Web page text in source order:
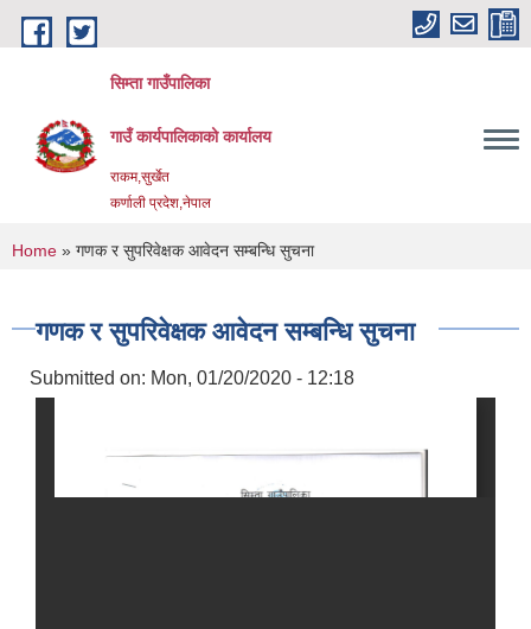
Skip to main content
सिम्ता गाउँपालिका
गाउँ कार्यपालिकाको कार्यालय
राकम,सुर्खेत
कर्णाली प्रदेश,नेपाल
You are here
Home » गणक र सुपरिवेक्षक आवेदन सम्बन्धि सुचना
गणक र सुपरिवेक्षक आवेदन सम्बन्धि सुचना
Submitted on: Mon, 01/20/2020 - 12:18